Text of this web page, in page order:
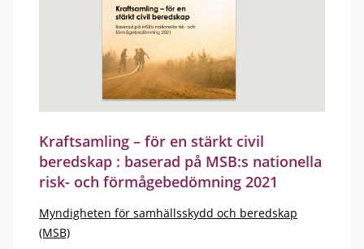
Kraftsamling – för en stärkt civil
beredskap : baserad på MSB:s nationella
risk- och förmågebedömning 2021
Myndigheten för samhällsskydd och beredskap
(MSB)